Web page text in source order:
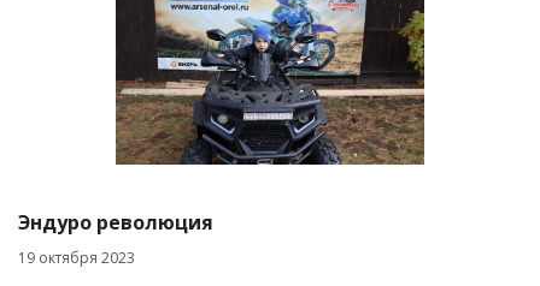
Эндуро революция
19 октября 2023